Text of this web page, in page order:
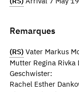
Remarques
(RS) Vater Markus
Mutter Regina
Geschwister:
Rachel Esther